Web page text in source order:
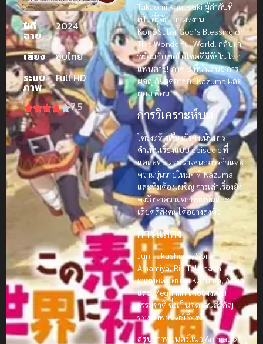
ปีที่
ฉาย
2024
เสียง
ซับไทย
ระบบ
ภาพ
Full HD
7.5
Takaomi Kanasaki ผู้กำกับที่
เป็นที่รู้จักจากผลงาน
KonoSuba: God’s Blessing on
This Wonderful World! กลับมา
พร้อมกับ ขอให้โชคดีมีชัยในโลก
แฟนตาซี! ภาค 3 ที่นำเสนอ การ
ผจญภัยสุดฮาของ Kazuma และ
ผองเพื่อน
การวิเคราะห์บท
โครงสร้างเรื่องยังคงเน้นการ
ดำเนินเรื่องแบบ episodic ที่
แต่ละตอนจะนำเสนอภารกิจและ
ความวุ่นวายใหม่ๆ ที่ Kazuma
และทีมต้องเผชิญ การเล่าเรื่องยัง
คงรักษาความตลกขบขันและ
เสียดสีสังคมได้อย่างลงตัว
การแสดง
Jun Fukushima, Sora
Amamiya, Rie Takahashi
ถ่ายทอดบทบาท Kazuma, Aqua
และ Megumin ได้อย่างเป็น
ธรรมชาติ ซึ่งเป็นจุดเด่นสำคัญ
ของภาพยนตร์เรื่องนี้
สรุป: ภาพยนตร์แนว Animation